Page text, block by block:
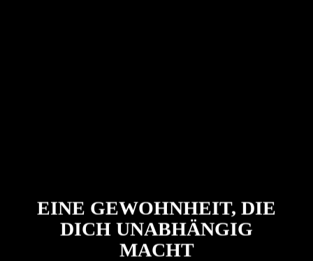
EINE GEWOHNHEIT, DIE
DICH UNABHÄNGIG
MACHT